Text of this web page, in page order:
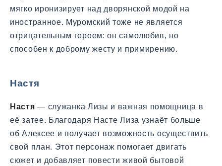
мягко иронизирует над дворянской модой на
иностранное. Муромский тоже не является
отрицательным героем: он самолюбив, но
способен к доброму жесту и примирению.
Настя
Настя — служанка Лизы и важная помощница в
её затее. Благодаря Насте Лиза узнаёт больше
об Алексее и получает возможность осуществить
свой план. Этот персонаж помогает двигать
сюжет и добавляет повести живой бытовой